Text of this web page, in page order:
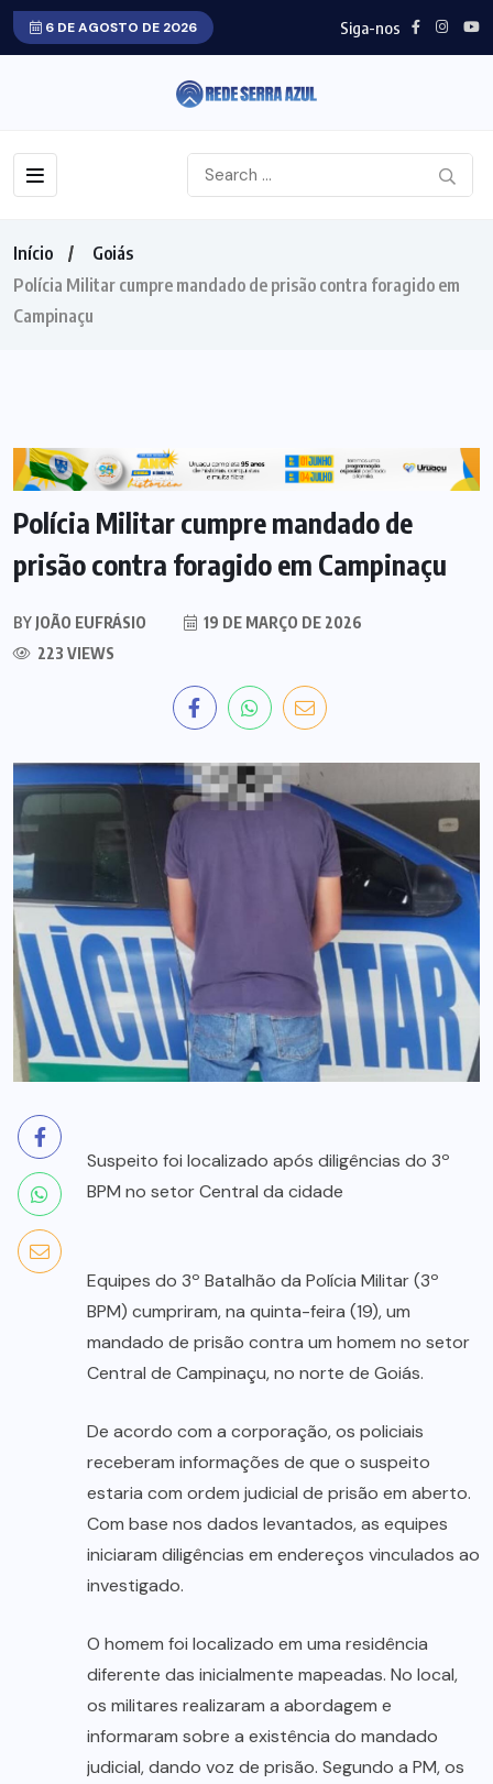
6 DE AGOSTO DE 2026 Siga-nos
Início
Goiás
Polícia Militar cumpre mandado de prisão contra foragido em
Campinaçu
GOIÁS
Polícia Militar cumpre mandado de
prisão contra foragido em Campinaçu
BY JOÃO EUFRÁSIO
19 DE MARÇO DE 2026
223 VIEWS
Suspeito foi localizado após diligências do 3º
BPM no setor Central da cidade
Equipes do 3º Batalhão da Polícia Militar (3º
BPM) cumpriram, na quinta-feira (19), um
mandado de prisão contra um homem no setor
Central de Campinaçu, no norte de Goiás.
De acordo com a corporação, os policiais
receberam informações de que o suspeito
estaria com ordem judicial de prisão em aberto.
Com base nos dados levantados, as equipes
iniciaram diligências em endereços vinculados ao
investigado.
O homem foi localizado em uma residência
diferente das inicialmente mapeadas. No local,
os militares realizaram a abordagem e
informaram sobre a existência do mandado
judicial, dando voz de prisão. Segundo a PM, os